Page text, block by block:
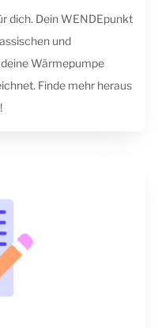
dich. Dein WENDEpunkt
und
Wärmepumpe
Finde mehr heraus